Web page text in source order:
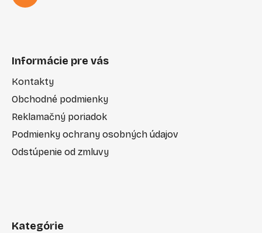
Informácie pre vás
Kontakty
Obchodné podmienky
Reklamačný poriadok
Podmienky ochrany osobných údajov
Odstúpenie od zmluvy
Kategórie